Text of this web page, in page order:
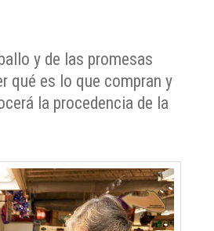
y de las promesas
qué es lo que compran y
la procedencia de la